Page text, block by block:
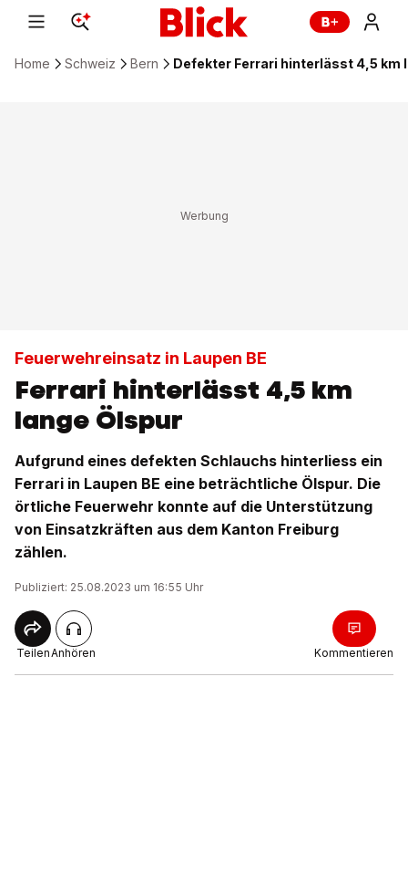
Home Schweiz Bern Defekter Ferrari hinterlässt 4,5 km
Feuerwehreinsatz in Laupen BE
Ferrari hinterlässt 4,5 km
lange Ölspur
Aufgrund eines defekten Schlauchs hinterliess ein
Ferrari in Laupen BE eine beträchtliche Ölspur. Die
örtliche Feuerwehr konnte auf die Unterstützung
von Einsatzkräften aus dem Kanton Freiburg
zählen.
Publiziert: 25.08.2023 um 16:55 Uhr
TeilenAnhören Kommentieren